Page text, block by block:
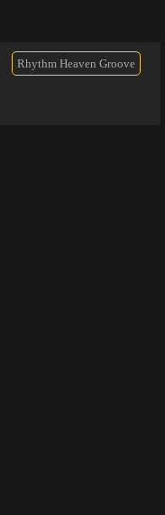
Rhythm Heaven Groove